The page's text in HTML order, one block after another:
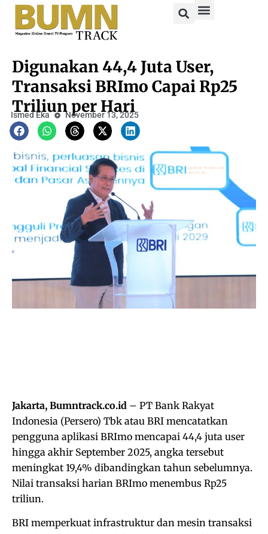
Digunakan 44,4 Juta User,
Transaksi BRImo Capai Rp25
Triliun per Hari
Ismed Eka November 13, 2025
Jakarta, Bumntrack.co.id – PT Bank Rakyat
Indonesia (Persero) Tbk atau BRI mencatatkan
pengguna aplikasi BRImo mencapai 44,4 juta user
hingga akhir September 2025, angka tersebut
meningkat 19,4% dibandingkan tahun sebelumnya.
Nilai transaksi harian BRImo menembus Rp25
triliun.
BRI memperkuat infrastruktur dan mesin transaksi